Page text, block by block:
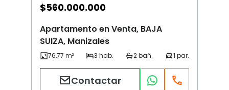
$560.000.000
Apartamento en Venta, BAJA
SUIZA, Manizales
Contactar